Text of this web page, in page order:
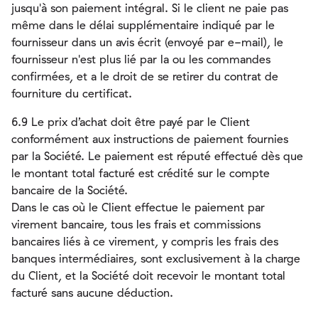
jusqu'à son paiement intégral. Si le client ne paie pas
même dans le délai supplémentaire indiqué par le
fournisseur dans un avis écrit (envoyé par e-mail), le
fournisseur n'est plus lié par la ou les commandes
confirmées, et a le droit de se retirer du contrat de
fourniture du certificat.
6.9 Le prix d’achat doit être payé par le Client
conformément aux instructions de paiement fournies
par la Société. Le paiement est réputé effectué dès que
le montant total facturé est crédité sur le compte
bancaire de la Société.
Dans le cas où le Client effectue le paiement par
virement bancaire, tous les frais et commissions
bancaires liés à ce virement, y compris les frais des
banques intermédiaires, sont exclusivement à la charge
du Client, et la Société doit recevoir le montant total
facturé sans aucune déduction.